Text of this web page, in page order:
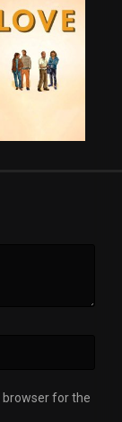
browser for the